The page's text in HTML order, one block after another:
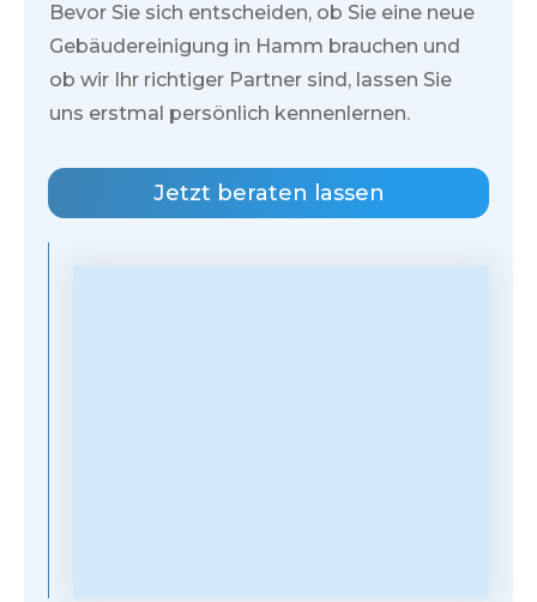
Bevor Sie sich entscheiden, ob Sie eine neue
Gebäudereinigung in Hamm brauchen und
ob wir Ihr richtiger Partner sind, lassen Sie
uns erstmal persönlich kennenlernen.
Jetzt beraten lassen